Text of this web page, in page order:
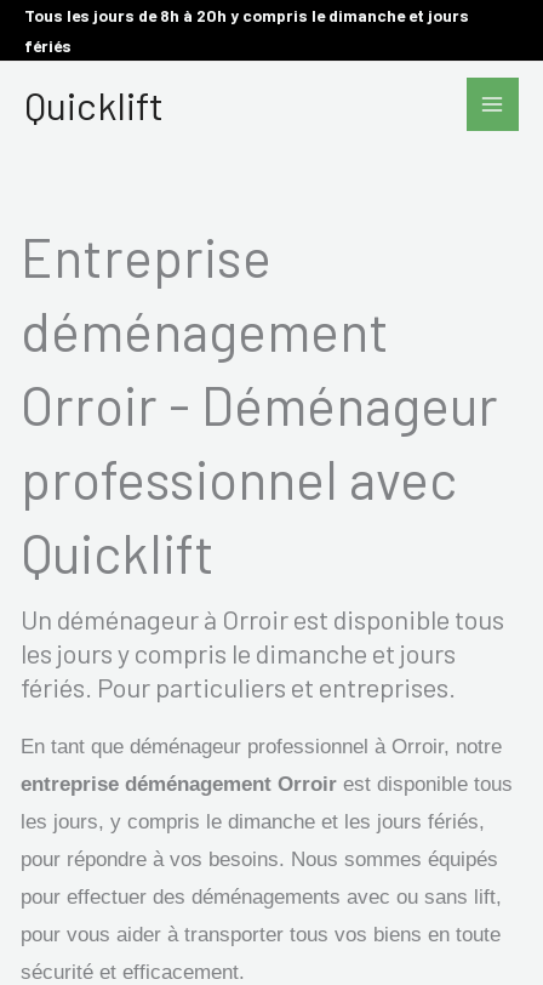
AllerTous les jours de 8h à 20h y compris le dimanche et jours
fériés
Quicklift
Main
Entreprise
déménagement
Orroir - Déménageur
professionnel avec
Quicklift
Un déménageur à Orroir est disponible tous
les jours y compris le dimanche et jours
fériés. Pour particuliers et entreprises.
En tant que déménageur professionnel à Orroir, notre
entreprise déménagement Orroir est disponible tous
les jours, y compris le dimanche et les jours fériés,
pour répondre à vos besoins. Nous sommes équipés
pour effectuer des déménagements avec ou sans lift,
pour vous aider à transporter tous vos biens en toute
sécurité et efficacement.